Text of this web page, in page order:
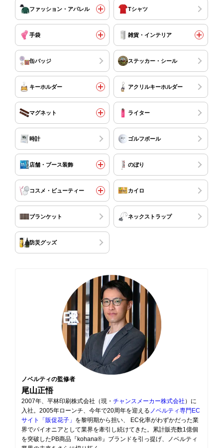
ファッション・アパレル Tシャツ
手袋 雑貨・インテリア
缶バッジ ステッカー・シール
キーホルダー アクリルキーホルダー
マグネット ライター
時計 ゴルフボール
店舗・ブース装飾 のぼり
コスメ・ビューティー カイロ
ブランケット ネックストラップ
防災グッズ
ノベルティの監修者
尾山正悟
2007年、平林印刷株式会社（現・ チャンスメーカー株式会社 ）に
入社。2005年ローンチ、今年で20周年を迎える ノベルティ専門EC
サイト「販促花子」 を黎明期から担い、 EC化率がわずかだった業
界でパイオニアとして業界を牽引し続けてきた。累計販売数1億個
を突破したPB商品『kohana®』ブランドを引っ提げ、ノベルティ